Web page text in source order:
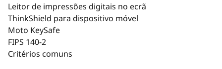
Leitor de impressões digitais no ecrã
ThinkShield para dispositivo móvel
Moto KeySafe
FIPS 140-2
Critérios comuns